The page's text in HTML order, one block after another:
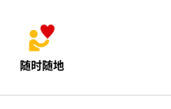
随时随地